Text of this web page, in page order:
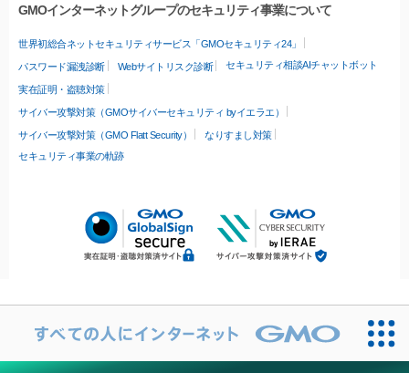
GMOインターネットグループのセキュリティ事業について
世界初総合ネットセキュリティサービス「GMOセキュリティ24」
パスワード漏洩診断 Webサイトリスク診断 セキュリティ相談AIチャットボット
実在証明・盗聴対策
サイバー攻撃対策（GMOサイバーセキュリティ byイエラエ）
サイバー攻撃対策（GMO Flatt Security）
なりすまし対策
セキュリティ事業の軌跡